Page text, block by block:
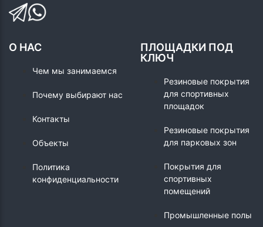
О НАС
Чем мы занимаемся
Почему выбирают нас
Контакты
Объекты
Политика
конфиденциальности
ПЛОЩАДКИ ПОД
КЛЮЧ
Резиновые покрытия
для спортивных
площадок
Резиновые покрытия
для парковых зон
Покрытия для
спортивных
помещений
Промышленные полы